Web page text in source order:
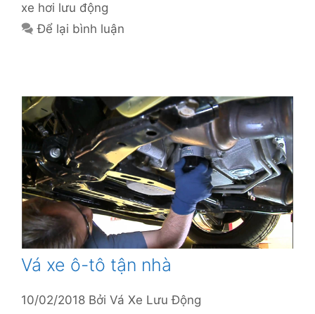
xe hơi lưu động
Để lại bình luận
Vá xe ô-tô tận nhà
10/02/2018 Bởi Vá Xe Lưu Động